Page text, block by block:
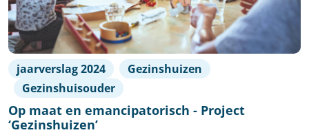
jaarverslag 2024
Gezinshuizen
Gezinshuisouder
Op maat en emancipatorisch - Project
‘Gezinshuizen’